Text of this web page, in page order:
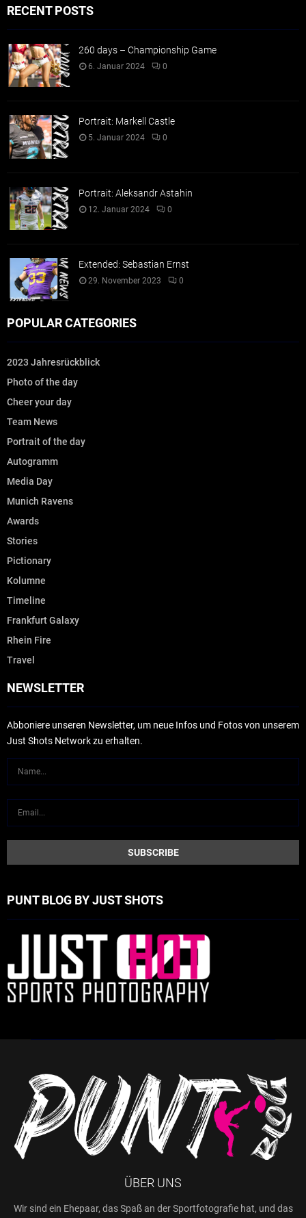
RECENT POSTS
260 days – Championship Game
6. Januar 2024 0
Portrait: Markell Castle
5. Januar 2024 0
Portrait: Aleksandr Astahin
12. Januar 2024 0
Extended: Sebastian Ernst
29. November 2023 0
POPULAR CATEGORIES
2023 Jahresrückblick
Photo of the day
Cheer your day
Team News
Portrait of the day
Autogramm
Media Day
Munich Ravens
Awards
Stories
Pictionary
Kolumne
Timeline
Frankfurt Galaxy
Rhein Fire
Travel
NEWSLETTER
Abboniere unseren Newsletter, um neue Infos und Fotos von unserem
Just Shots Network zu erhalten.
PUNT BLOG BY JUST SHOTS
ÜBER UNS
Wir sind ein Ehepaar, das Spaß an der Sportfotografie hat, und das